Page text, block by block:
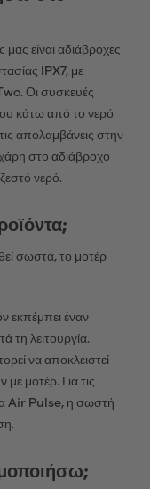
είναι αδιάβροχες
IPX7, με
Οι συσκευές
κάτω από το νερό
απολαμβάνεις στην
στο αδιάβροχο
νερό.
σωστά, το μοτέρ
εκπέμπει έναν
τη λειτουργία.
να αποκλειστεί
μοτέρ. Για τις
Air Pulse, η σωστή